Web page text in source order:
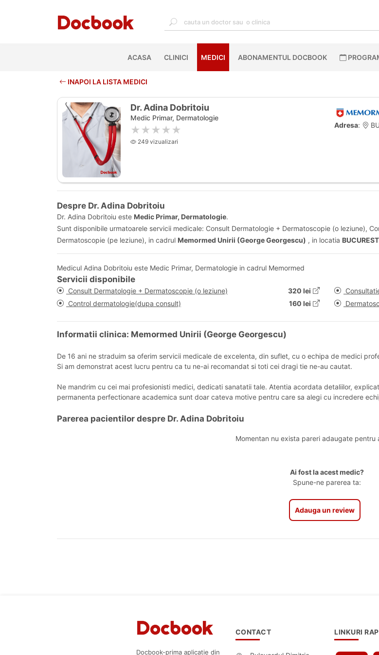
ACASA(CURRENT)
CLINICI MEDICI ABONAMENTUL DOCBOOK
INAPOI LA LISTA MEDICI
Dr. Adina Dobritoiu
Medic Primar, Dermatologie
★★★★★
249 vizualizari
Adresa:
Despre Dr. Adina Dobritoiu
Dr. Adina Dobritoiu este Medic Primar, Dermatologie.
Sunt disponibile urmatoarele servicii medicale: Consult Dermatologie + Dermatoscopie (o leziune),
Dermatoscopie (pe leziune), in cadrul Memormed Unirii (George Georgescu) , in locatia
Medicul Adina Dobritoiu este Medic Primar, Dermatologie in cadrul Memormed
Servicii disponibile
Consult Dermatologie + Dermatoscopie (o leziune) 320 lei
Control dermatologie(dupa consult)
160 lei
Informatii clinica: Memormed Unirii (George Georgescu)
De 16 ani ne straduim sa oferim servicii medicale de excelenta, din suflet, cu o echipa de medici
Si am demonstrat acest lucru pentru ca tu ne-ai recomandat si toti cei dragi tie ne-au cautat.
Ne mandrim cu cei mai profesionisti medici, dedicati sanatatii tale. Atentia acordata detaliilor,
permanenta perfectionare academica sunt doar cateva motive pentru care sa alegi cu incredere
Parerea pacientilor despre Dr. Adina Dobritoiu
Momentan nu exista pareri adaugate pentru
Ai fost la acest medic?
Spune-ne parerea ta:
Adauga un review
Docbook-prima aplicatie din
CONTACT LINKURI